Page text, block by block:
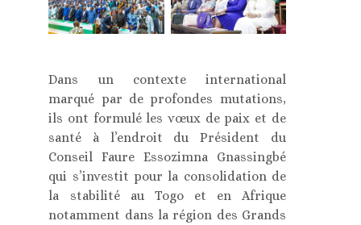
Dans un contexte international
marqué par de profondes mutations,
ils ont formulé les vœux de paix et de
santé à l’endroit du Président du
Conseil Faure Essozimna Gnassingbé
qui s’investit pour la consolidation de
la stabilité au Togo et en Afrique
notamment dans la région des Grands